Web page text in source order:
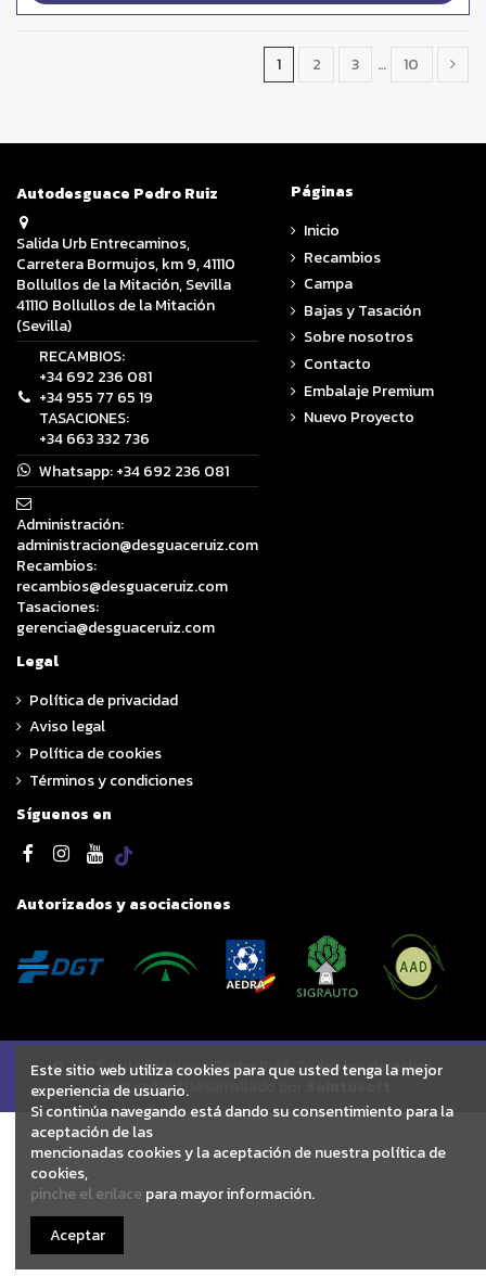
1 2 3 … 10
Autodesguace Pedro Ruiz
Salida Urb Entrecaminos,
Carretera Bormujos, km 9, 41110
Bollullos de la Mitación, Sevilla
41110 Bollullos de la Mitación
(Sevilla)
RECAMBIOS:
+34 692 236 081
+34 955 77 65 19
TASACIONES:
+34 663 332 736
Whatsapp:+34 692 236 081
Administración:
administracion@desguaceruiz.com
Recambios:
recambios@desguaceruiz.com
Tasaciones:
gerencia@desguaceruiz.com
Páginas
Inicio
Recambios
Campa
Bajas y Tasación
Sobre nosotros
Contacto
Embalaje Premium
Nuevo Proyecto
Legal
Política de privacidad
Aviso legal
Política de cookies
Términos y condiciones
Síguenos en
Autorizados y asociaciones
© 2025 Autodesguace Pedro Ruiz. Todos los derechos
reservados | Desarrollado por
Este sitio web utiliza cookies para que usted tenga la mejor
experiencia de usuario.
Si continúa navegando está dando su consentimiento para la
aceptación de las
mencionadas cookies y la aceptación de nuestra política de
cookies,
pinche el enlace para mayor información.
Aceptar